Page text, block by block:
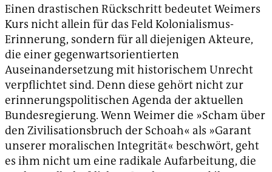
Einen drastischen Rückschritt bedeutet Weimers
Kurs nicht allein für das Feld Kolonialismus-
Erinnerung, sondern für all diejenigen Akteure,
die einer gegenwartsorientierten
Auseinandersetzung mit historischem Unrecht
verpflichtet sind. Denn diese gehört nicht zur
erinnerungspolitischen Agenda der aktuellen
Bundesregierung. Wenn Weimer die »Scham über
den Zivilisationsbruch der Schoah« als »Garant
unserer moralischen Integrität« beschwört, geht
es ihm nicht um eine radikale Aufarbeitung, die